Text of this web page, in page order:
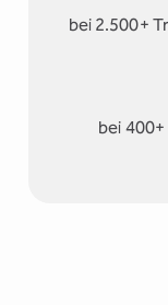
bei 2.500+
bei